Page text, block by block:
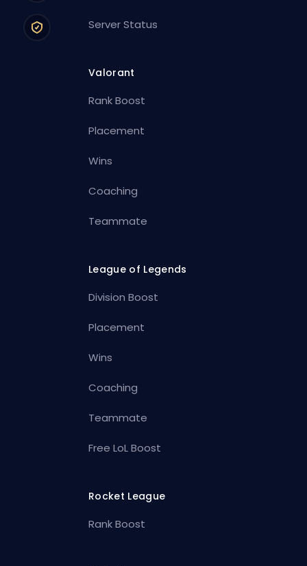
Server Status
Valorant
Rank Boost
Placement
Wins
Coaching
Teammate
League of Legends
Division Boost
Placement
Wins
Coaching
Teammate
Free LoL Boost
Rocket League
Rank Boost